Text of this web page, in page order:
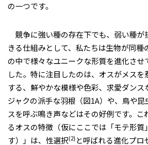
の一つです。
競争に強い種の存在下でも、弱い種が
きる仕組みとして、私たちは生物が同種
の中で様々なユニークな形質を進化させ
した。特に注目したのは、オスがメスを
する、鮮やかな模様や色彩、求愛ダンス
ジャクの派手な羽根（図1A）や、鳥や
スを呼ぶ鳴き声などはその好例です。こ
るオスの特徴（仮にここでは「モテ形質
す）」は、性選択(2) と呼ばれる進化プロ